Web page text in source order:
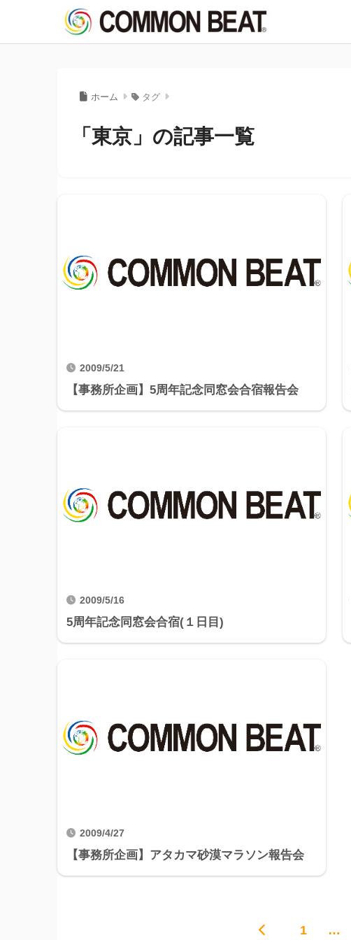
ホーム タグ
「東京」の記事一覧
2009/5/21
【事務所企画】5周年記念同窓会合宿報告会
2009/5/16
5周年記念同窓会合宿(１日目)
2009/4/27
【事務所企画】アタカマ砂漠マラソン報告会
1 …